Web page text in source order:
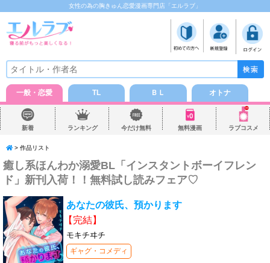
女性の為の胸きゅん恋愛漫画専門店「エルラブ」
一般・恋愛 TL ＢＬ オトナ
新着 ランキング 今だけ無料 無料漫画 ラブコスメ
> 作品リスト
癒し系ほんわか溺愛BL「インスタントボーイフレン
ド」新刊入荷！！無料試し読みフェア♡
あなたの彼氏、預かります
【完結】
モキチヰチ
ギャグ・コメディ